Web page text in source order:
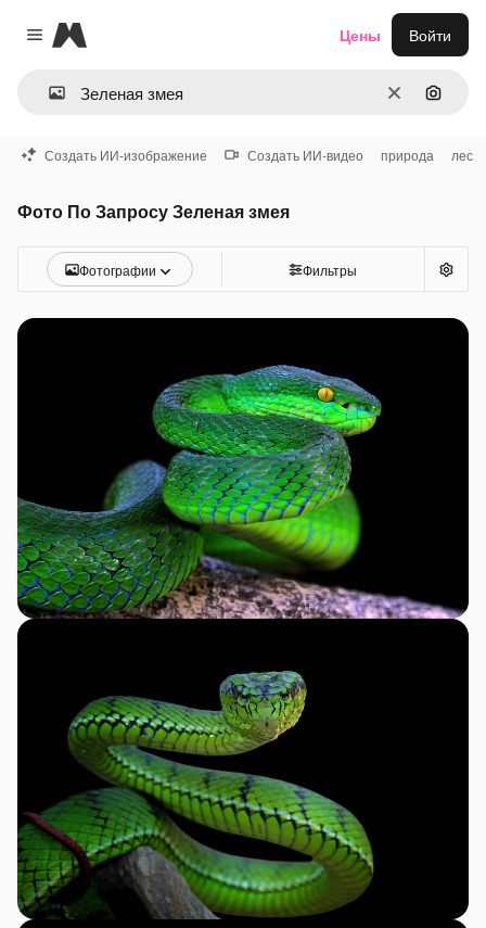
Close menu
Magnific
ОчиститьПоиск
Цены Войти
Создать ИИ-изображение Создать ИИ-видео природа лес
Фото По Запросу Зеленая змея
Фотографии Фильтры